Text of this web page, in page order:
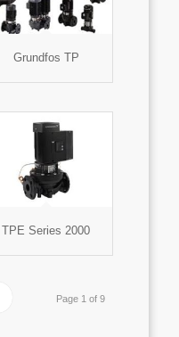
Grundfos TP
TPE Series 2000
Page 1 of 9